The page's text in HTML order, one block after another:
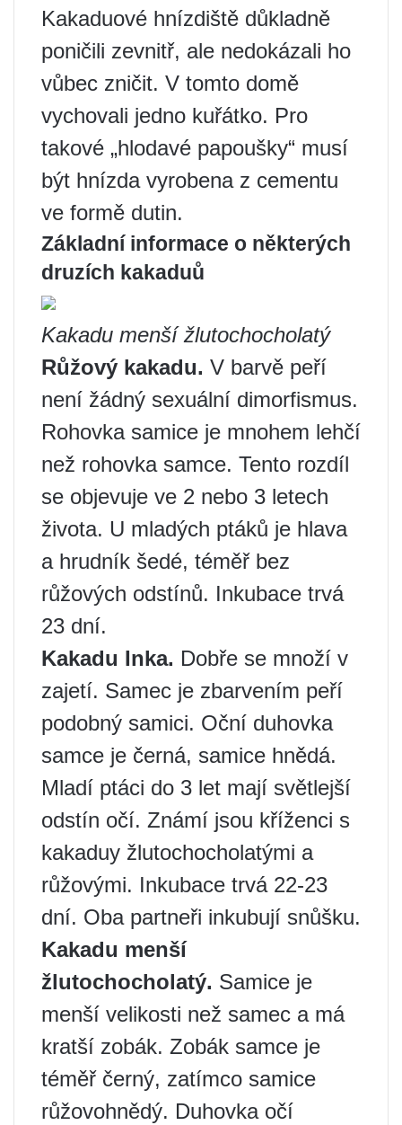
Kakaduové hnízdiště důkladně
poničili zevnitř, ale nedokázali ho
vůbec zničit. V tomto domě
vychovali jedno kuřátko. Pro
takové „hlodavé papoušky“ musí
být hnízda vyrobena z cementu
ve formě dutin.
Základní informace o některých
druzích kakaduů
Kakadu menší žlutochocholatý
Růžový kakadu. V barvě peří
není žádný sexuální dimorfismus.
Rohovka samice je mnohem lehčí
než rohovka samce. Tento rozdíl
se objevuje ve 2 nebo 3 letech
života. U mladých ptáků je hlava
a hrudník šedé, téměř bez
růžových odstínů. Inkubace trvá
23 dní.
Kakadu Inka. Dobře se množí v
zajetí. Samec je zbarvením peří
podobný samici. Oční duhovka
samce je černá, samice hnědá.
Mladí ptáci do 3 let mají světlejší
odstín očí. Známí jsou kříženci s
kakaduy žlutochocholatými a
růžovými. Inkubace trvá 22-23
dní. Oba partneři inkubují snůšku.
Kakadu menší
žlutochocholatý. Samice je
menší velikosti než samec a má
kratší zobák. Zobák samce je
téměř černý, zatímco samice
růžovohnědý. Duhovka očí